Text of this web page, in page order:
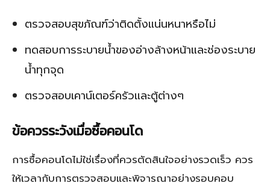
ตรวจสอบสุขภัณฑ์ว่าติดตั้งแน่นหนาหรือไม่
ทดสอบการระบายน้ำของอ่างล้างหน้าและช่องระบาย
น้ำทุกจุด
ตรวจสอบเคาน์เตอร์ครัวและตู้ต่างๆ
ข้อควรระวังเมื่อซื้อคอนโด
การซื้อคอนโดไม่ใช่เรื่องที่ควรตัดสินใจอย่างรวดเร็ว ควร
ให้เวลากับการตรวจสอบและพิจารณาอย่างรอบคอบ